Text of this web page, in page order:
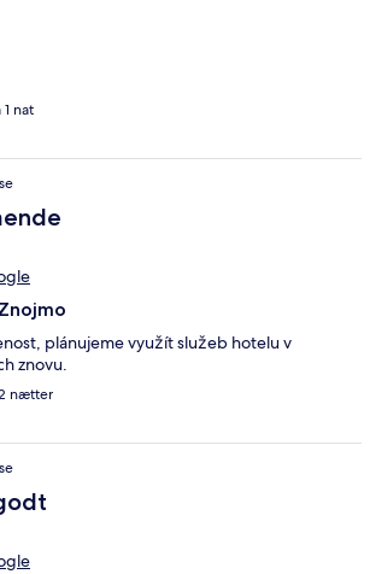
nat
plánujeme využít služeb hotelu v
znovu.
nætter